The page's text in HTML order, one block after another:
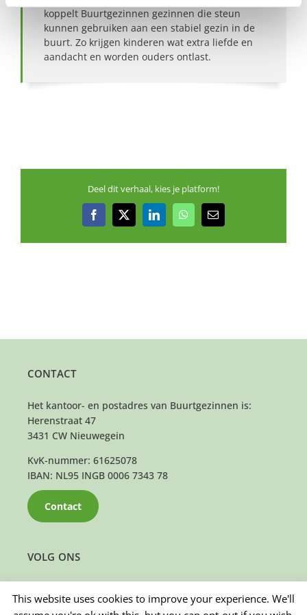
koppelt Buurtgezinnen gezinnen die steun
kunnen gebruiken aan een stabiel gezin in de
buurt. Zo krijgen kinderen wat extra liefde en
aandacht en worden ouders ontlast.
Deel dit verhaal, kies je platform!
Facebook
X LinkedInWhatsApp
E-
VOLG ONS
CONTACT
Het kantoor- en postadres van Buurtgezinnen is:
Herenstraat 47
3431 CW Nieuwegein
KvK-nummer: 61625078
IBAN: NL95 INGB 0006 7343 78
Contact
This website uses cookies to improve your experience. We'll